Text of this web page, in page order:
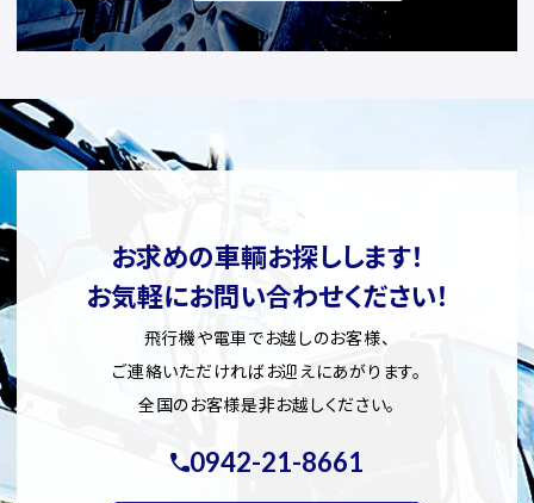
お求めの車輌お探しします！
お気軽にお問い合わせください！
飛行機や電車でお越しのお客様、
ご連絡いただければお迎えにあがります。
全国のお客様是非お越しください。
0942-21-8661